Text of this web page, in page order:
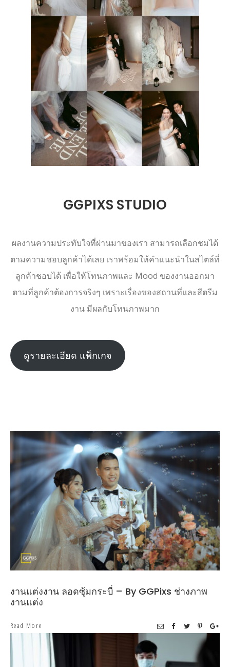
GGPIXS STUDIO
ผลงานความประทับใจที่ผ่านมาของเรา สามารถเลือกชมได้
ตามความชอบลูกค้าได้เลย เราพร้อมให้คำแนะนำในสไตล์ที่
ลูกค้าชอบได้ เพื่อให้โทนภาพและ Mood ของงานออกมา
ตามที่ลูกค้าต้องการจริงๆ เพราะเรื่องของสถานที่และสีตรีม
งาน มีผลกับโทนภาพมาก
ดูรายละเอียด แพ็กเกจ
งานแต่งงาน ลอดซุ้มกระบี่ – By GGPixs ช่างภาพ
งานแต่ง
Read More